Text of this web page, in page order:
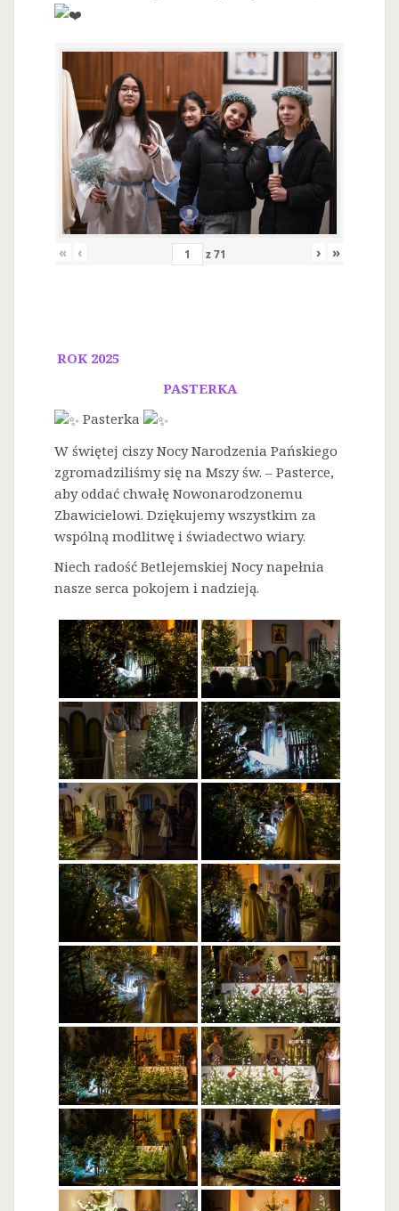
« ‹ z71 › »
ROK 2025
PASTERKA
Pasterka
W świętej ciszy Nocy Narodzenia Pańskiego
zgromadziliśmy się na Mszy św. – Pasterce,
aby oddać chwałę Nowonarodzonemu
Zbawicielowi. Dziękujemy wszystkim za
wspólną modlitwę i świadectwo wiary.
Niech radość Betlejemskiej Nocy napełnia
nasze serca pokojem i nadzieją.